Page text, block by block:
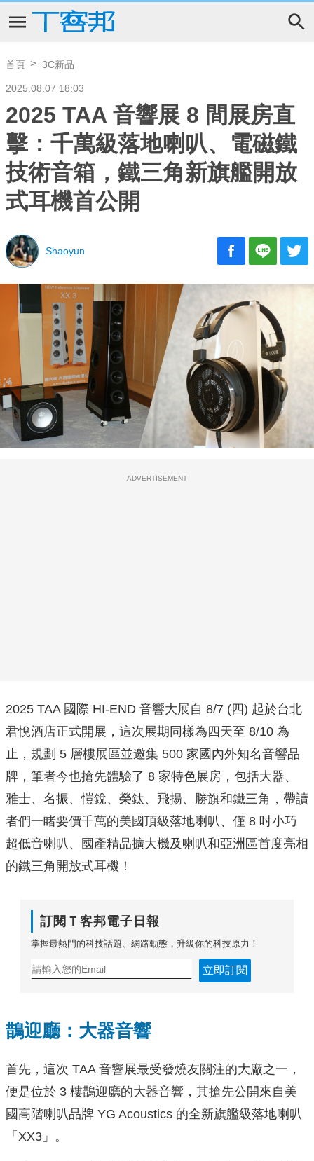
首頁 3C新品
2025.08.07 18:03
2025 TAA 音響展 8 間展房直
擊：千萬級落地喇叭、電磁鐵
技術音箱，鐵三角新旗艦開放
式耳機首公開
Shaoyun
ADVERTISEMENT
2025 TAA 國際 HI-END 音響大展自 8/7 (四) 起於台北
君悅酒店正式開展，這次展期同樣為四天至 8/10 為
止，規劃 5 層樓展區並邀集 500 家國內外知名音響品
牌，筆者今也搶先體驗了 8 家特色展房，包括大器、
雅士、名振、愷銳、榮鈦、飛揚、勝旗和鐵三角，帶讀
者們一睹要價千萬的美國頂級落地喇叭、僅 8 吋小巧
超低音喇叭、國產精品擴大機及喇叭和亞洲區首度亮相
的鐵三角開放式耳機！
訂閱Ｔ客邦電子日報
掌握最熱門的科技話題、網路動態，升級你的科技原力！
立即訂閱
鵲迎廳：大器音響
首先，這次 TAA 音響展最受發燒友關注的大廠之一，
便是位於 3 樓鵲迎廳的大器音響，其搶先公開來自美
國高階喇叭品牌 YG Acoustics 的全新旗艦級落地喇叭
「XX3」。